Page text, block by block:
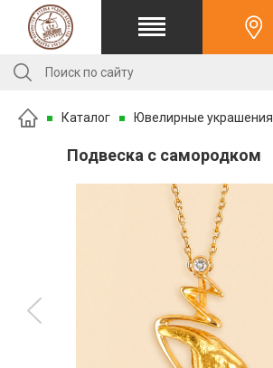
Каталог Ювелирные украшения
Подвеска с самородком